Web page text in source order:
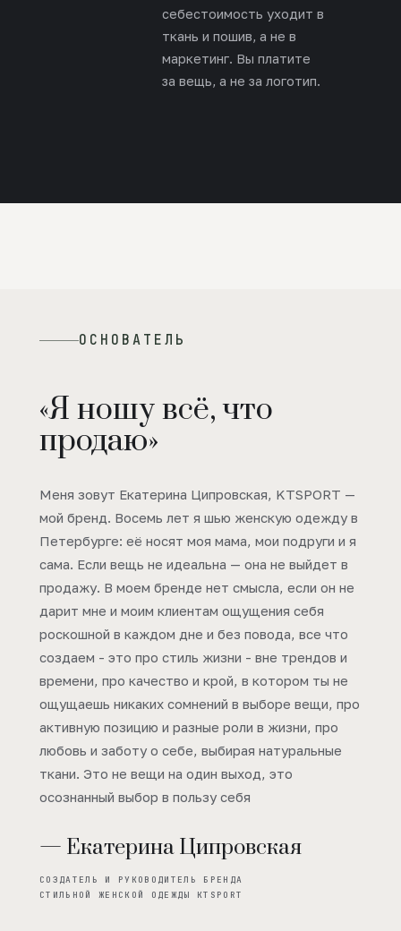
себестоимость уходит в
ткань и пошив, а не в
маркетинг. Вы платите
за вещь, а не за логотип.
ОСНОВАТЕЛЬ
«Я ношу всё, что
продаю»
Меня зовут Екатерина Ципровская, KTSPORT —
мой бренд. Восемь лет я шью женскую одежду в
Петербурге: её носят моя мама, мои подруги и я
сама. Если вещь не идеальна — она не выйдет в
продажу. В моем бренде нет смысла, если он не
дарит мне и моим клиентам ощущения себя
роскошной в каждом дне и без повода, все что
создаем - это про стиль жизни - вне трендов и
времени, про качество и крой, в котором ты не
ощущаешь никаких сомнений в выборе вещи, про
активную позицию и разные роли в жизни, про
любовь и заботу о себе, выбирая натуральные
ткани. Это не вещи на один выход, это
осознанный выбор в пользу себя
— Екатерина Ципровская
СОЗДАТЕЛЬ И РУКОВОДИТЕЛЬ БРЕНДА
СТИЛЬНОЙ ЖЕНСКОЙ ОДЕЖДЫ KTSPORT